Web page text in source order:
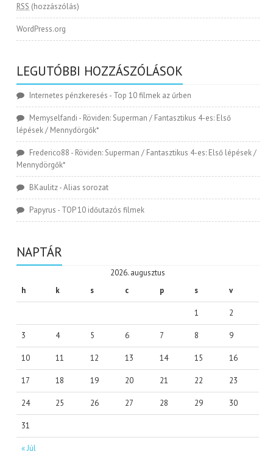
RSS (hozzászólás)
WordPress.org
LEGUTÓBBI HOZZÁSZÓLÁSOK
Internetes pénzkeresés - Top 10 filmek az űrben
Memyselfandi - Röviden: Superman / Fantasztikus 4-es: Első
lépések / Mennydörgők*
Frederico88 - Röviden: Superman / Fantasztikus 4-es: Első lépések /
Mennydörgők*
BKaulitz-Alias sorozat
Papyrus - TOP 10 időutazós filmek
NAPTÁR
2026. augusztus
h
k s c p s v
« Júl
1 2
3 4 5 6 7 8 9
10 11 12 13 14 15 16
17 18 19 20 21 22 23
24 25 26 27 28 29 30
31